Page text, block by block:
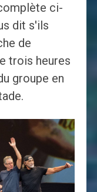
ci-
dit s'ils
de
trois heures
groupe en